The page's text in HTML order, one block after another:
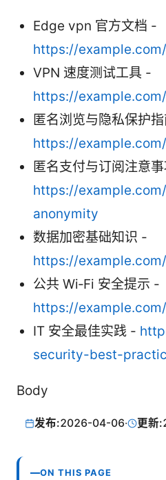
Edge vpn 官方文档 -
https://
VPN 速度测试工具 -
https://
匿名浏览与隐私保护
https://
匿名支付与订阅注意
https://
anonymity
数据加密基础知识 -
https://
公共 Wi‑Fi 安全提示 -
https://
IT 安全最佳实践 -
security-best-
Body
发布:2026-04-06· 更新:
ON THIS PAGE